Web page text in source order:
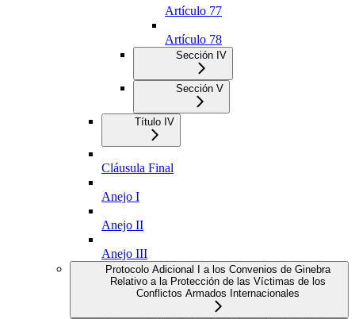
Artículo 77
Artículo 78
Sección IV
Sección V
Título IV
Cláusula Final
Anejo I
Anejo II
Anejo III
Protocolo Adicional I a los Convenios de Ginebra
Relativo a la Protección de las Víctimas de los
Conflictos Armados Internacionales